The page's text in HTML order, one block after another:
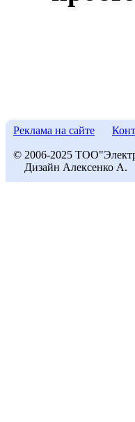
Реклама на сайте
© 2006-2025
Дизайн Алексенко А.